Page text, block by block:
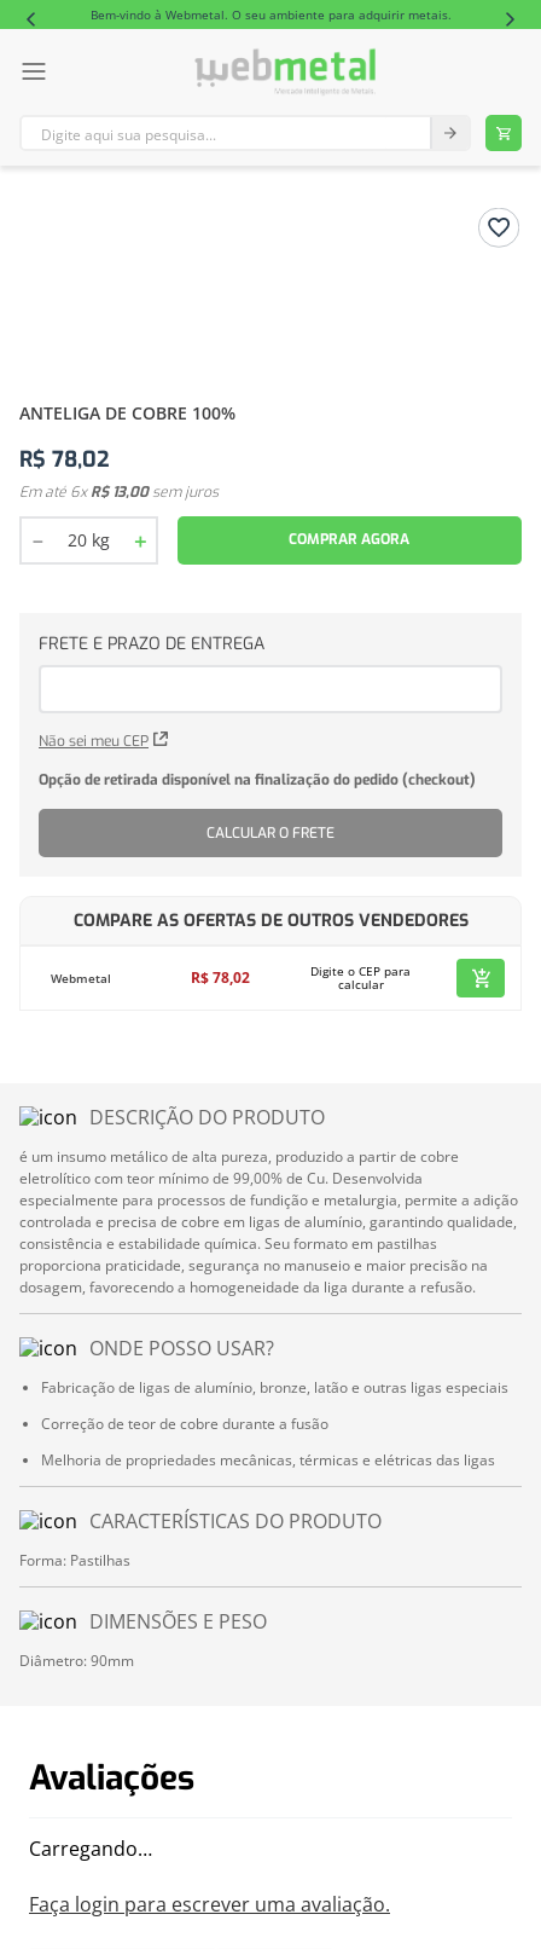
Bem-vindo à Webmetal. O seu ambiente para adquirir metais.
Digite aqui sua pesquisa...
ANTELIGA DE COBRE 100%
R$ 78,02
Em até 6xR$ 13,00sem juros
＋
－ COMPRAR AGORA
Não sei meu CEP
CALCULAR O FRETE
COMPARE AS OFERTAS DE OUTROS VENDEDORES
Webmetal R$78,02 Digite o CEP para
calcular
DESCRIÇÃO DO PRODUTO
é um insumo metálico de alta pureza, produzido a partir de cobre
eletrolítico com teor mínimo de 99,00% de Cu. Desenvolvida
especialmente para processos de fundição e metalurgia, permite a adição
controlada e precisa de cobre em ligas de alumínio, garantindo qualidade,
consistência e estabilidade química. Seu formato em pastilhas
proporciona praticidade, segurança no manuseio e maior precisão na
dosagem, favorecendo a homogeneidade da liga durante a refusão.
ONDE POSSO USAR?
Fabricação de ligas de alumínio, bronze, latão e outras ligas especiais
Correção de teor de cobre durante a fusão
Melhoria de propriedades mecânicas, térmicas e elétricas das ligas
CARACTERÍSTICAS DO PRODUTO
Forma: Pastilhas
DIMENSÕES E PESO
Diâmetro: 90mm
Avaliações
Carregando…
Faça login para escrever uma avaliação.